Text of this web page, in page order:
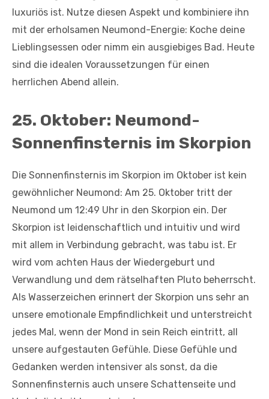
luxuriös ist. Nutze diesen Aspekt und kombiniere ihn
mit der erholsamen Neumond-Energie: Koche deine
Lieblingsessen oder nimm ein ausgiebiges Bad. Heute
sind die idealen Voraussetzungen für einen
herrlichen Abend allein.
25. Oktober: Neumond-
Sonnenfinsternis im Skorpion
Die Sonnenfinsternis im Skorpion im Oktober ist kein
gewöhnlicher Neumond: Am 25. Oktober tritt der
Neumond um 12:49 Uhr in den Skorpion ein. Der
Skorpion ist leidenschaftlich und intuitiv und wird
mit allem in Verbindung gebracht, was tabu ist. Er
wird vom achten Haus der Wiedergeburt und
Verwandlung und dem rätselhaften Pluto beherrscht.
Als Wasserzeichen erinnert der Skorpion uns sehr an
unsere emotionale Empfindlichkeit und unterstreicht
jedes Mal, wenn der Mond in sein Reich eintritt, all
unsere aufgestauten Gefühle. Diese Gefühle und
Gedanken werden intensiver als sonst, da die
Sonnenfinsternis auch unsere Schattenseite und